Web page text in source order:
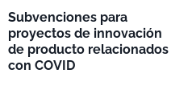
Subvenciones para
proyectos de innovación
de producto relacionados
con COVID